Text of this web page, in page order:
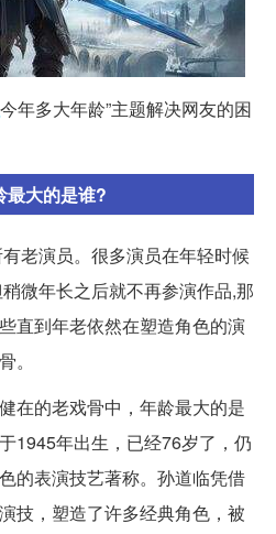
今年多大年龄”主题解决网友的困
最大的是谁?
老演员。很多演员在年轻时候
微年长之后就不再参演作品,那
直到年老依然在塑造角色的演
。
在的老戏骨中，年龄最大的是
1945年出生，已经76岁了，仍
的表演技艺著称。孙道临凭借
技，塑造了许多经典角色，被